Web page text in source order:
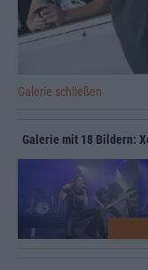
Galerie schließen
Galerie mit 18 Bildern: